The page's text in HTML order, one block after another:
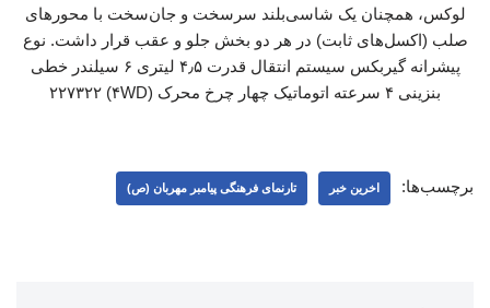
لوکس، همچنان یک شاسی‌بلند سرسخت و جان‌سخت با محورهای
صلب (اکسل‌های ثابت) در هر دو بخش جلو و عقب قرار داشت. نوع
پیشرانه گیربکس سیستم انتقال قدرت ۴٫۵ لیتری ۶ سیلندر خطی
بنزینی ۴ سرعته اتوماتیک چهار چرخ محرک (۴WD) ۲۲۷۳۲۲
برچسب‌ها: اخرین خبر تارنمای فرهنگی پیامبر مهربان (ص)